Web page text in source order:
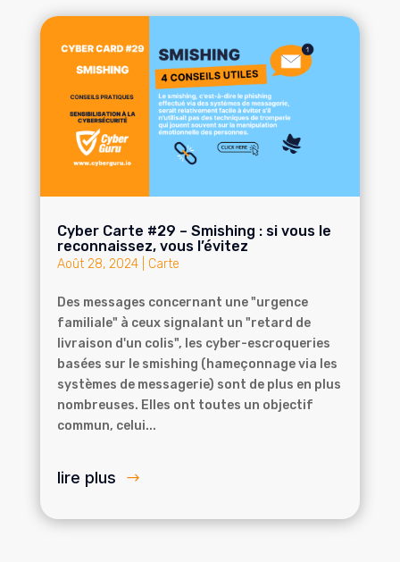
Cyber Carte #29 – Smishing : si vous le
reconnaissez, vous l’évitez
Août 28, 2024| Carte
Des messages concernant une "urgence
familiale" à ceux signalant un "retard de
livraison d'un colis", les cyber-escroqueries
basées sur le smishing (hameçonnage via les
systèmes de messagerie) sont de plus en plus
nombreuses. Elles ont toutes un objectif
commun, celui...
lire plus